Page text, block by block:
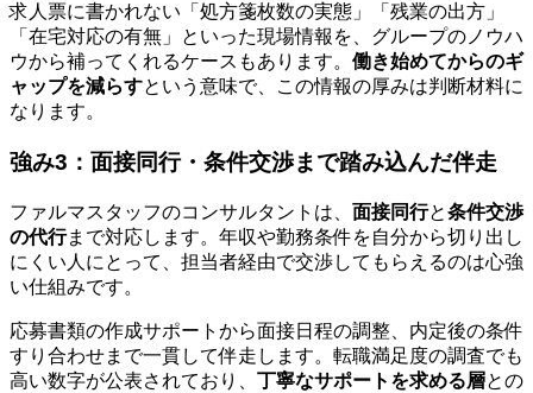
求人票に書かれない「処方箋枚数の実態」「残業の出方」
「在宅対応の有無」といった現場情報を、グループのノウハ
ウから補ってくれるケースもあります。 働き始めてからのギ
ャップを減らすという意味で、この情報の厚みは判断材料に
なります。
強み3：面接同行・条件交渉まで踏み込んだ伴走
ファルマスタッフのコンサルタントは、 面接同行と条件交渉
の代行まで対応します。年収や勤務条件を自分から切り出し
にくい人にとって、担当者経由で交渉してもらえるのは心強
い仕組みです。
応募書類の作成サポートから面接日程の調整、内定後の条件
すり合わせまで一貫して伴走します。転職満足度の調査でも
高い数字が公表されており、 丁寧なサポートを求める層との